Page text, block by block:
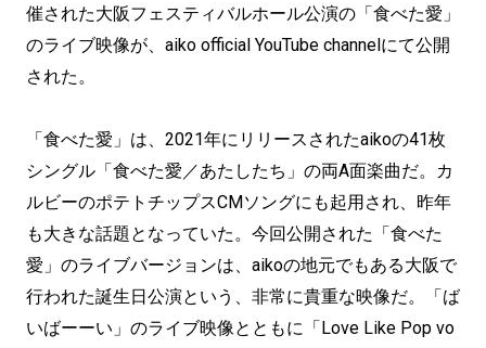
催された大阪フェスティバルホール公演の「食べた愛」
のライブ映像が、aiko official YouTube channelにて公開
された。
「食べた愛」は、2021年にリリースされたaikoの41枚
シングル「食べた愛／あたしたち」の両A面楽曲だ。カ
ルビーのポテトチップスCMソングにも起用され、昨年
も大きな話題となっていた。今回公開された「食べた
愛」のライブバージョンは、aikoの地元でもある大阪で
行われた誕生日公演という、非常に貴重な映像だ。「ば
いばーーい」のライブ映像とともに「Love Like Pop vo